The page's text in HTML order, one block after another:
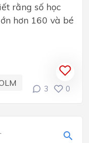
rằng số học
hơn 160 và bé
3 0